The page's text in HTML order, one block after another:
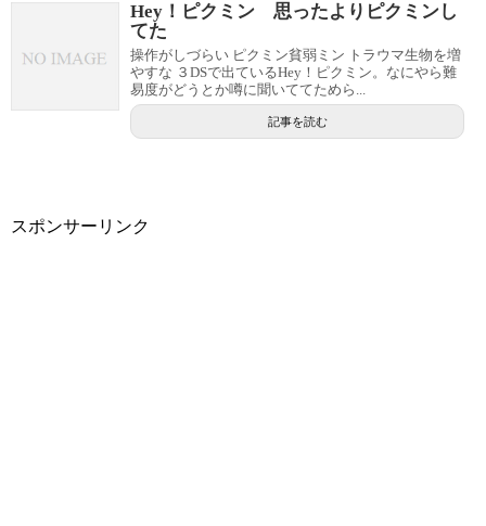
Hey！ピクミン 思ったよりピクミンし
てた
操作がしづらい ピクミン貧弱ミン トラウマ生物を増
やすな ３DSで出ているHey！ピクミン。なにやら難
易度がどうとか噂に聞いててためら...
記事を読む
スポンサーリンク